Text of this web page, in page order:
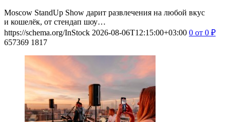
Moscow StandUp Show дарит развлечения на любой вкус
и кошелёк, от стендап шоу…
https://schema.org/InStock 2026-08-06T12:15:00+03:00 0 от 0 ₽
657369 1817